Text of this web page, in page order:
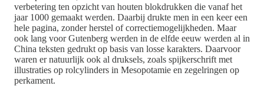
verbetering ten opzicht van houten blokdrukken die vanaf het
jaar 1000 gemaakt werden. Daarbij drukte men in een keer een
hele pagina, zonder herstel of correctiemogelijkheden. Maar
ook lang voor Gutenberg werden in de elfde eeuw werden al in
China teksten gedrukt op basis van losse karakters. Daarvoor
waren er natuurlijk ook al druksels, zoals spijkerschrift met
illustraties op rolcylinders in Mesopotamie en zegelringen op
perkament.